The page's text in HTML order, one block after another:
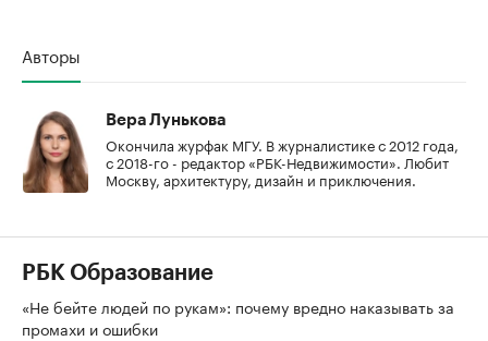
Авторы
Вера Лунькова
Окончила журфак МГУ. В журналистике с 2012 года,
с 2018-го - редактор «РБК-Недвижимости». Любит
Москву, архитектуру, дизайн и приключения.
РБК Образование
«Не бейте людей по рукам»: почему вредно наказывать за
промахи и ошибки